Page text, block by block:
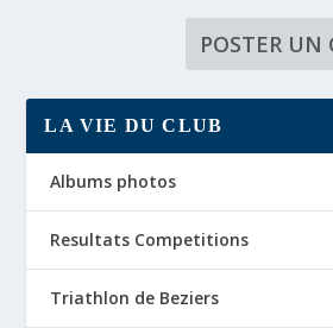
LA VIE DU CLUB
Albums photos
Resultats Competitions
Triathlon de Beziers